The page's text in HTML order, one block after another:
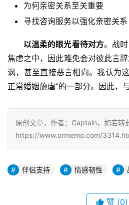
为何亲密关系至关重要
寻找咨询服务以强化亲密关系
以温柔的眼光看待对方。战
焦虑之中，因此难免会对彼此言
讽，甚至直接恶言相向。我认为
正常婚姻施虐”的一部分。因此，
原创文章，作者：Captain，如若转
https://www.ormemo.com/
伴侣支持 情感韧性
赞 (0)